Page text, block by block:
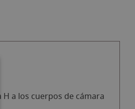
a los cuerpos de cámara